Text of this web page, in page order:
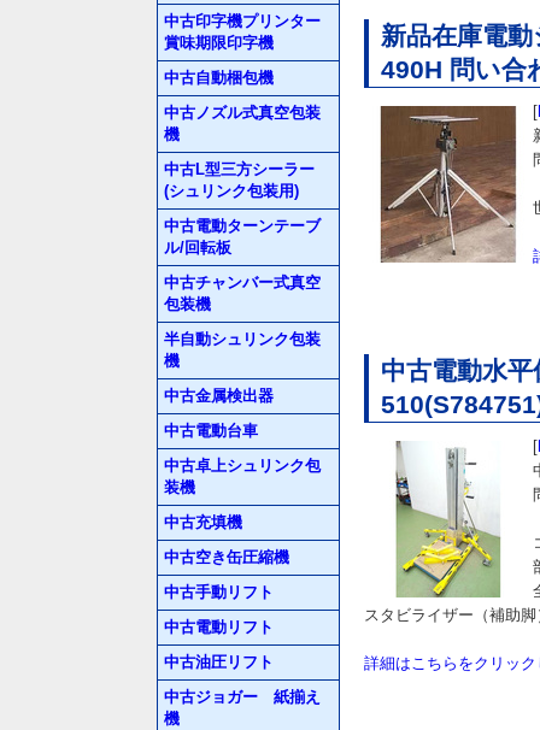
中古印字機プリンター
賞味期限印字機
中古自動梱包機
中古ノズル式真空包装
機
中古L型三方シーラー
(シュリンク包装用)
中古電動ターンテーブ
ル/回転板
中古チャンバー式真空
包装機
半自動シュリンク包装
機
中古金属検出器
中古電動台車
中古卓上シュリンク包
装機
中古充填機
中古空き缶圧縮機
中古手動リフト
中古電動リフト
中古油圧リフト
中古ジョガー 紙揃え
機
新品在庫電
490H 問い
[
中古電動水
[
スタビライザー（補助
詳細はこちらをクリッ